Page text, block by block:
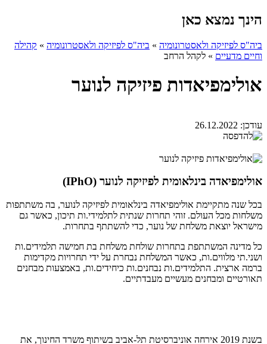
הינך נמצא כאן
ביה"ס לפיזיקה ולאסטרונומיה » ביה"ס לפיזיקה ולאסטרונומיה » קהילה
וחיים מדעיים » לקהל הרחב
אולימפיאדות פיזיקה לנוער
עודכן: 26.12.2022
אולימפיאדה בינלאומית לפיזיקה לנוער (IPhO)
בכל שנה מתקיימת אולימפיאדה בינלאומית לפיזיקה לנוער, בה משתתפות
משלחות מכל העולם. זוהי תחרות שנתית לתלמידי.ות תיכון, כאשר גם
מישראל יוצאת משלחת של נוער, כדי להשתתף בתחרות.
כל מדינה המשתתפת בתחרות שולחת משלחת בת חמישה תלמידים.ות
ושני.תי מלווים.ות, כאשר המשלחת נבחרת על ידי תחרויות מקדימות
ברמה ארצית. התלמידים.ות נבחנים.ות כיחידים.ות, באמצעות מבחנים
תאורטיים ומבחנים מעשיים מעבדתיים.
בשנת 2019 אירחה אוניברסיטת תל-אביב בשיתוף משרד החינוך, את